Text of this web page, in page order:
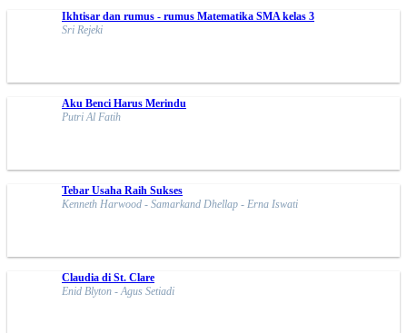
Ikhtisar dan rumus - rumus Matematika SMA kelas 3
Sri Rejeki
Aku Benci Harus Merindu
Putri Al Fatih
Tebar Usaha Raih Sukses
Kenneth Harwood - Samarkand Dhellap - Erna Iswati
Claudia di St. Clare
Enid Blyton - Agus Setiadi